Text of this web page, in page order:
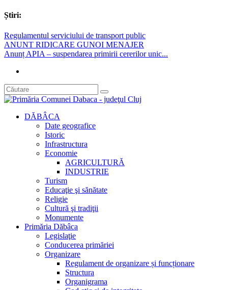
Știri:
Regulamentul serviciului de transport public
ANUNT RIDICARE GUNOI MENAJER
Anunț APIA – suspendarea primirii cererilor unic...
DĂBÂCA
Date geografice
Istoric
Infrastructura
Economie
AGRICULTURĂ
INDUSTRIE
Turism
Educaţie şi sănătate
Religie
Cultură şi tradiţii
Monumente
Primăria Dăbâca
Legislaţie
Conducerea primăriei
Organizare
Regulament de organizare și funcționare
Structura
Organigrama